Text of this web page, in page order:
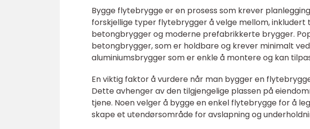
Bygge flytebrygge er en prosess som krever
forskjellige typer flytebrygger å velge mellom, inkludert
betongbrygger og moderne prefabrikkerte brygger.
betongbrygger, som er holdbare og krever minimalt
aluminiumsbrygger som er enkle å montere og kan
En viktig faktor å vurdere når man bygger en
Dette avhenger av den tilgjengelige plassen på
tjene. Noen velger å bygge en enkel flytebrygge for å
skape et utendørsområde for avslapning og